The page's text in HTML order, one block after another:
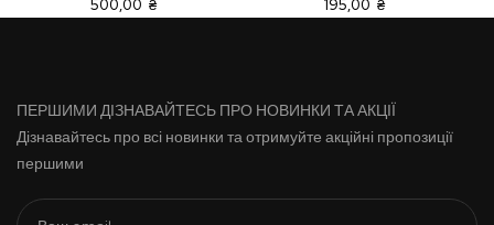
500,00 ₴ 195,00 ₴
ПЕРШИМИ ДІЗНАВАЙТЕСЬ ПРО НОВИНКИ ТА АКЦІЇ
Дізнавайтесь про всі новинки та отримуйте акційні пропозиції
першими